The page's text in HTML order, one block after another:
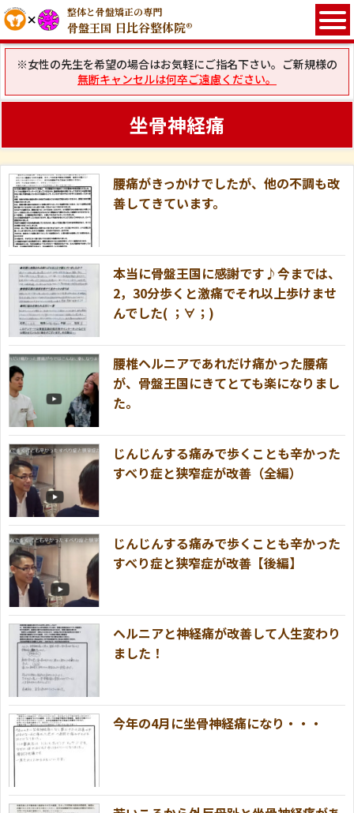
整体と骨盤矯正の専門
骨盤王国 日比谷整体院®
※女性の先生を希望の場合はお気軽にご指名下さい。ご新規様の
無断キャンセルは何卒ご遠慮ください。
坐骨神経痛
腰痛がきっかけでしたが、他の不調も改
善してきています。
本当に骨盤王国に感謝です♪今までは、
2，30分歩くと激痛でそれ以上歩けませ
んでした( ；∀；)
腰椎ヘルニアであれだけ痛かった腰痛
が、骨盤王国にきてとても楽になりまし
た。
じんじんする痛みで歩くことも辛かった
すべり症と狭窄症が改善（全編）
じんじんする痛みで歩くことも辛かった
すべり症と狭窄症が改善【後編】
ヘルニアと神経痛が改善して人生変わり
ました！
今年の4月に坐骨神経痛になり・・・